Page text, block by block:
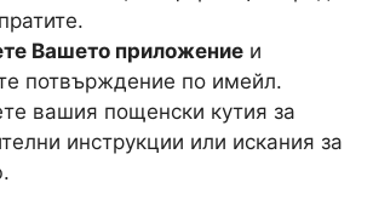
Вашето приложение и
потвърждение по имейл.
вашия пощенски кутия за
инструкции или искания за